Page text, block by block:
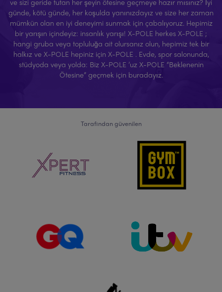
günde, kötü günde, her koşulda yanınızdayız ve size her zaman
mümkün olan en iyi deneyimi sunmak için çabalıyoruz. Hepimiz
bir yarışın içindeyiz: insanlık yarışı! X-POLE herkes X-POLE ;
hangi gruba veya topluluğa ait olursanız olun, hepimiz tek bir
halkız ve X-POLE hepiniz için X-POLE . Evde, spor salonunda,
stüdyoda veya yolda: Biz X-POLE ’uz X-POLE “Beklenenin
Ötesine” geçmek için buradayız.
Tarafından güvenilen